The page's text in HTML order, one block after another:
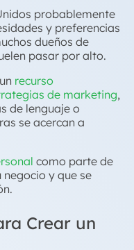
probablemente
y preferencias
dueños de
pasar por alto.
recurso
de marketing,
de lenguaje o
se acercan a
como parte de
y que se
Crear un